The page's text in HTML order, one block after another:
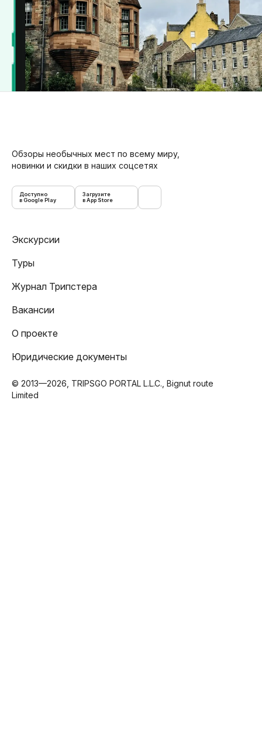
Обзоры необычных мест по всему миру,
новинки и скидки в наших соцсетях
Доступно
в Google Play
Загрузите
в App Store
Экскурсии
Туры
Журнал Трипстера
Вакансии
О проекте
Юридические документы
© 2013—2026, TRIPSGO PORTAL L.L.C., Bignut route
Limited